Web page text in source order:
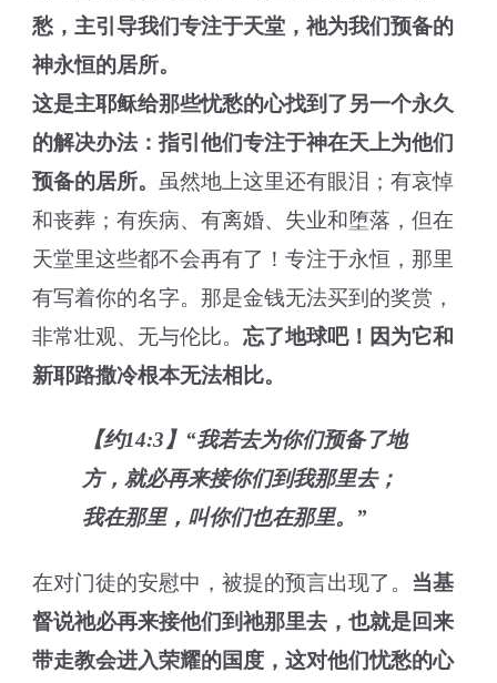
愁，主引导我们专注于天堂，祂为我们预备的
神永恒的居所。
这是主耶稣给那些忧愁的心找到了另一个永久
的解决办法：指引他们专注于神在天上为他们
预备的居所。 虽然地上这里还有眼泪；有哀悼
和丧葬；有疾病、有离婚、失业和堕落，但在
天堂里这些都不会再有了！专注于永恒，那里
有写着你的名字。那是金钱无法买到的奖赏，
非常壮观、无与伦比。忘了地球吧！因为它和
新耶路撒冷根本无法相比。
【约14:3】“我若去为你们预备了地
方，就必再来接你们到我那里去；
我在那里，叫你们也在那里。”
在对门徒的安慰中，被提的预言出现了。 当基
督说祂必再来接他们到祂那里去，也就是回来
带走教会进入荣耀的国度，这对他们忧愁的心